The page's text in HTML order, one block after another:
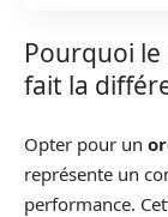
Pourquoi le
fait la
Opter pour un
représente un
performance.